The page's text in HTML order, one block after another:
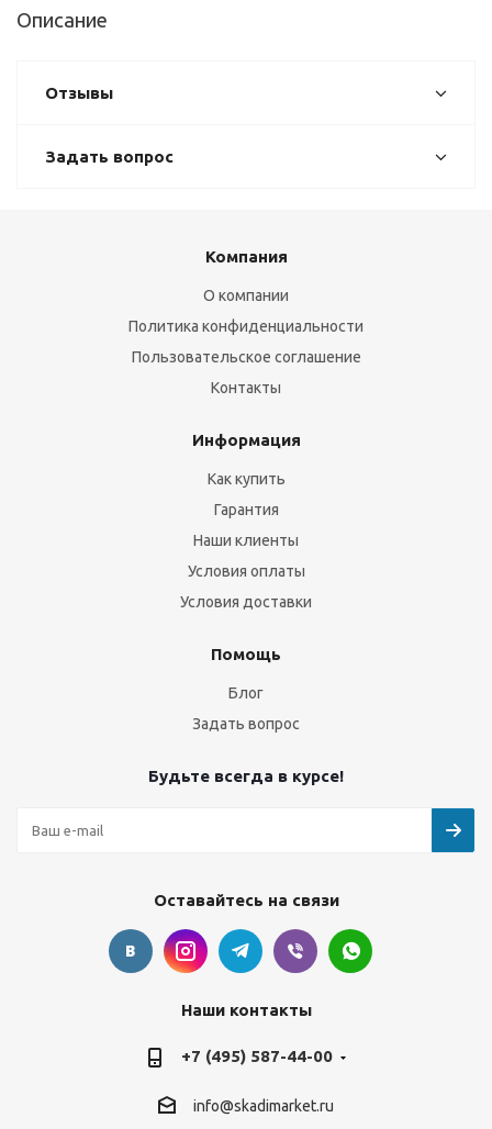
Описание
Отзывы
Задать вопрос
Компания
О компании
Политика конфиденциальности
Пользовательское соглашение
Контакты
Информация
Как купить
Гарантия
Наши клиенты
Условия оплаты
Условия доставки
Помощь
Блог
Задать вопрос
Будьте всегда в курсе!
Оставайтесь на связи
Наши контакты
+7 (495) 587-44-00
info@skadimarket.ru